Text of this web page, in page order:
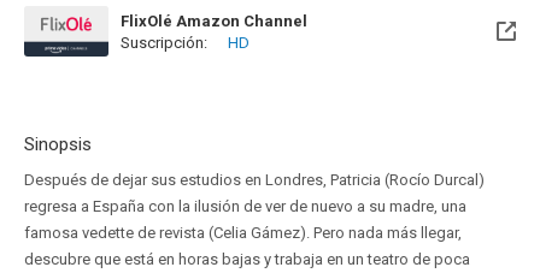
FlixOlé Amazon Channel
Suscripción:
HD
Sinopsis
Después de dejar sus estudios en Londres, Patricia (Rocío Durcal)
regresa a España con la ilusión de ver de nuevo a su madre, una
famosa vedette de revista (Celia Gámez). Pero nada más llegar,
descubre que está en horas bajas y trabaja en un teatro de poca